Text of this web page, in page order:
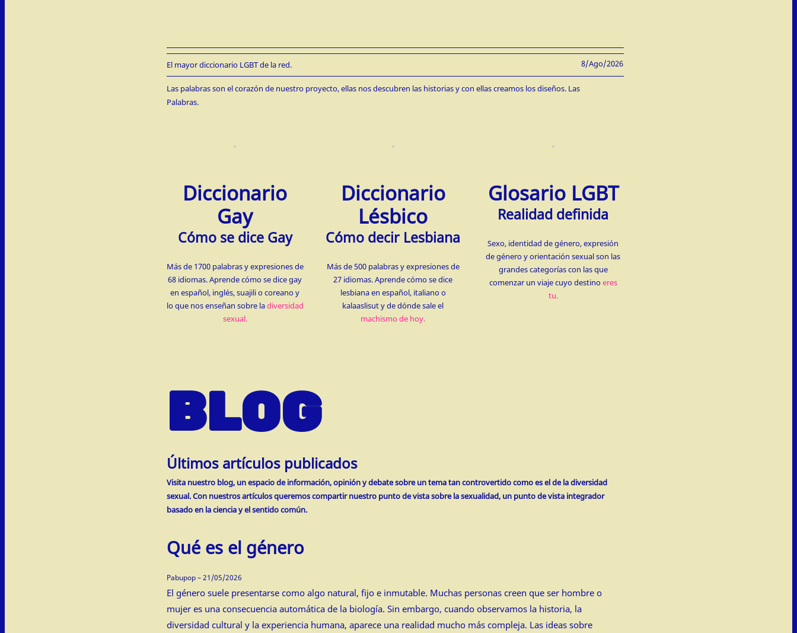
El mayor diccionario LGBT de la red. 8/Ago/2026
Las palabras son el corazón de nuestro proyecto, ellas nos descubren las historias y con ellas creamos los diseños. Las
Palabras.
Diccionario
Gay
Cómo se dice Gay
Más de 1700 palabras y expresiones de
68 idiomas. Aprende cómo se dice gay
en español, inglés, suajili o coreano y
lo que nos enseñan sobre ladiversidad
sexual.
Diccionario
Lésbico
Cómo decir Lesbiana
Más de 500 palabras y expresiones de
27 idiomas. Aprende cómo se dice
lesbiana en español, italiano o
kalaaslisut y de dónde sale el
machismo de hoy.
Glosario LGBT
Realidad definida
Sexo, identidad de género, expresión
de género y orientación sexual son las
grandes categorías con las que
comenzar un viaje cuyo destinoeres
tu.
BLOG
Últimos artículos publicados
Visita nuestro blog, un espacio de información, opinión y debate sobre un tema tan controvertido como es el de la diversidad
sexual. Con nuestros artículos queremos compartir nuestro punto de vista sobre la sexualidad, un punto de vista integrador
basado en la ciencia y el sentido común.
Qué es el género
Pabupop – 21/05/2026
El género suele presentarse como algo natural, fijo e inmutable. Muchas personas creen que ser hombre o
mujer es una consecuencia automática de la biología. Sin embargo, cuando observamos la historia, la
diversidad cultural y la experiencia humana, aparece una realidad mucho más compleja. Las ideas sobre